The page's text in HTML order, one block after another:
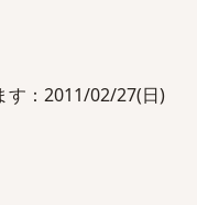
す：2011/02/27(日)